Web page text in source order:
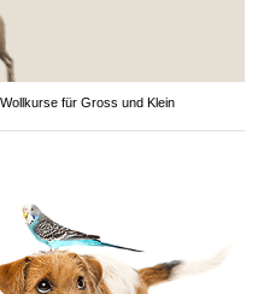
für Gross und Klein